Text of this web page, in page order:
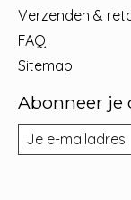
Verzenden &
FAQ
Sitemap
Abonneer je